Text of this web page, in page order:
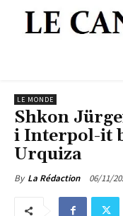
LE MONDE
Shkon
i Interpol-it
Urquiza
By La Rédaction 06/11/